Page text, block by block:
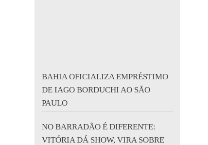
BAHIA OFICIALIZA EMPRÉSTIMO
DE IAGO BORDUCHI AO SÃO
PAULO
NO BARRADÃO É DIFERENTE:
VITÓRIA DÁ SHOW, VIRA SOBRE